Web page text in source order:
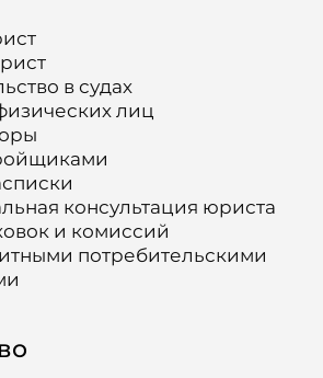
в судах
лиц
консультация юриста
и комиссий
потребительскими